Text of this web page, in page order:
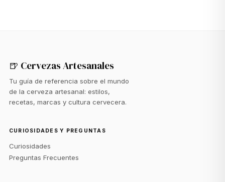
🍺 Cervezas Artesanales
Tu guía de referencia sobre el mundo
de la cerveza artesanal: estilos,
recetas, marcas y cultura cervecera.
CURIOSIDADES Y PREGUNTAS
Curiosidades
Preguntas Frecuentes